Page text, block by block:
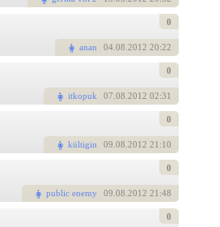
anan 04 .08.2012 20:22
0
itkopuk 07 .08.2012 02:31
0
kültigin 09 .08.2012 21:10
0
public enemy 09 .08.2012 21:48
0
0